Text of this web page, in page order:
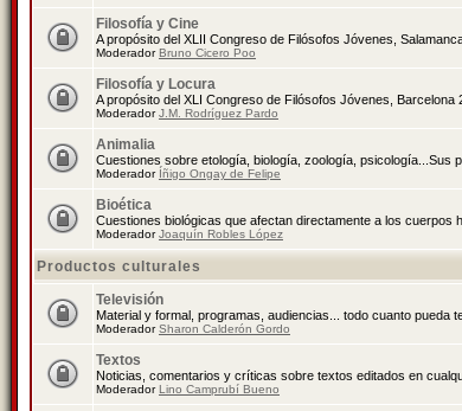
Filosofía y Cine
A propósito del XLII Congreso de Filósofos Jóvenes,
ModeradorBruno Cicero Poo
Filosofía y Locura
A propósito del XLI Congreso de Filósofos Jóvenes, Barcelona
ModeradorJ.M. Rodríguez Pardo
Animalia
Cuestiones sobre etología, biología, zoología, psicología...Sus
Moderador Íñigo Ongay de Felipe
Bioética
Cuestiones biológicas que afectan directamente a los cuerpos
ModeradorJoaquín Robles López
Productos culturales
Televisión
Material y formal, programas, audiencias... todo cuanto pueda
ModeradorSharon Calderón Gordo
Textos
Noticias, comentarios y críticas sobre textos editados en
ModeradorLino Camprubí Bueno